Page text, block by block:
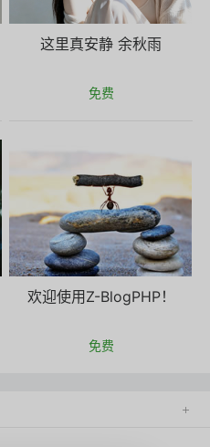
这里真安静 余秋雨
免费
欢迎使用Z-BlogPHP！
免费
